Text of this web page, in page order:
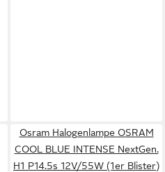
Osram Halogenlampe OSRAM
COOL BLUE INTENSE NextGen.
H1 P14.5s 12V/55W (1er Blister)